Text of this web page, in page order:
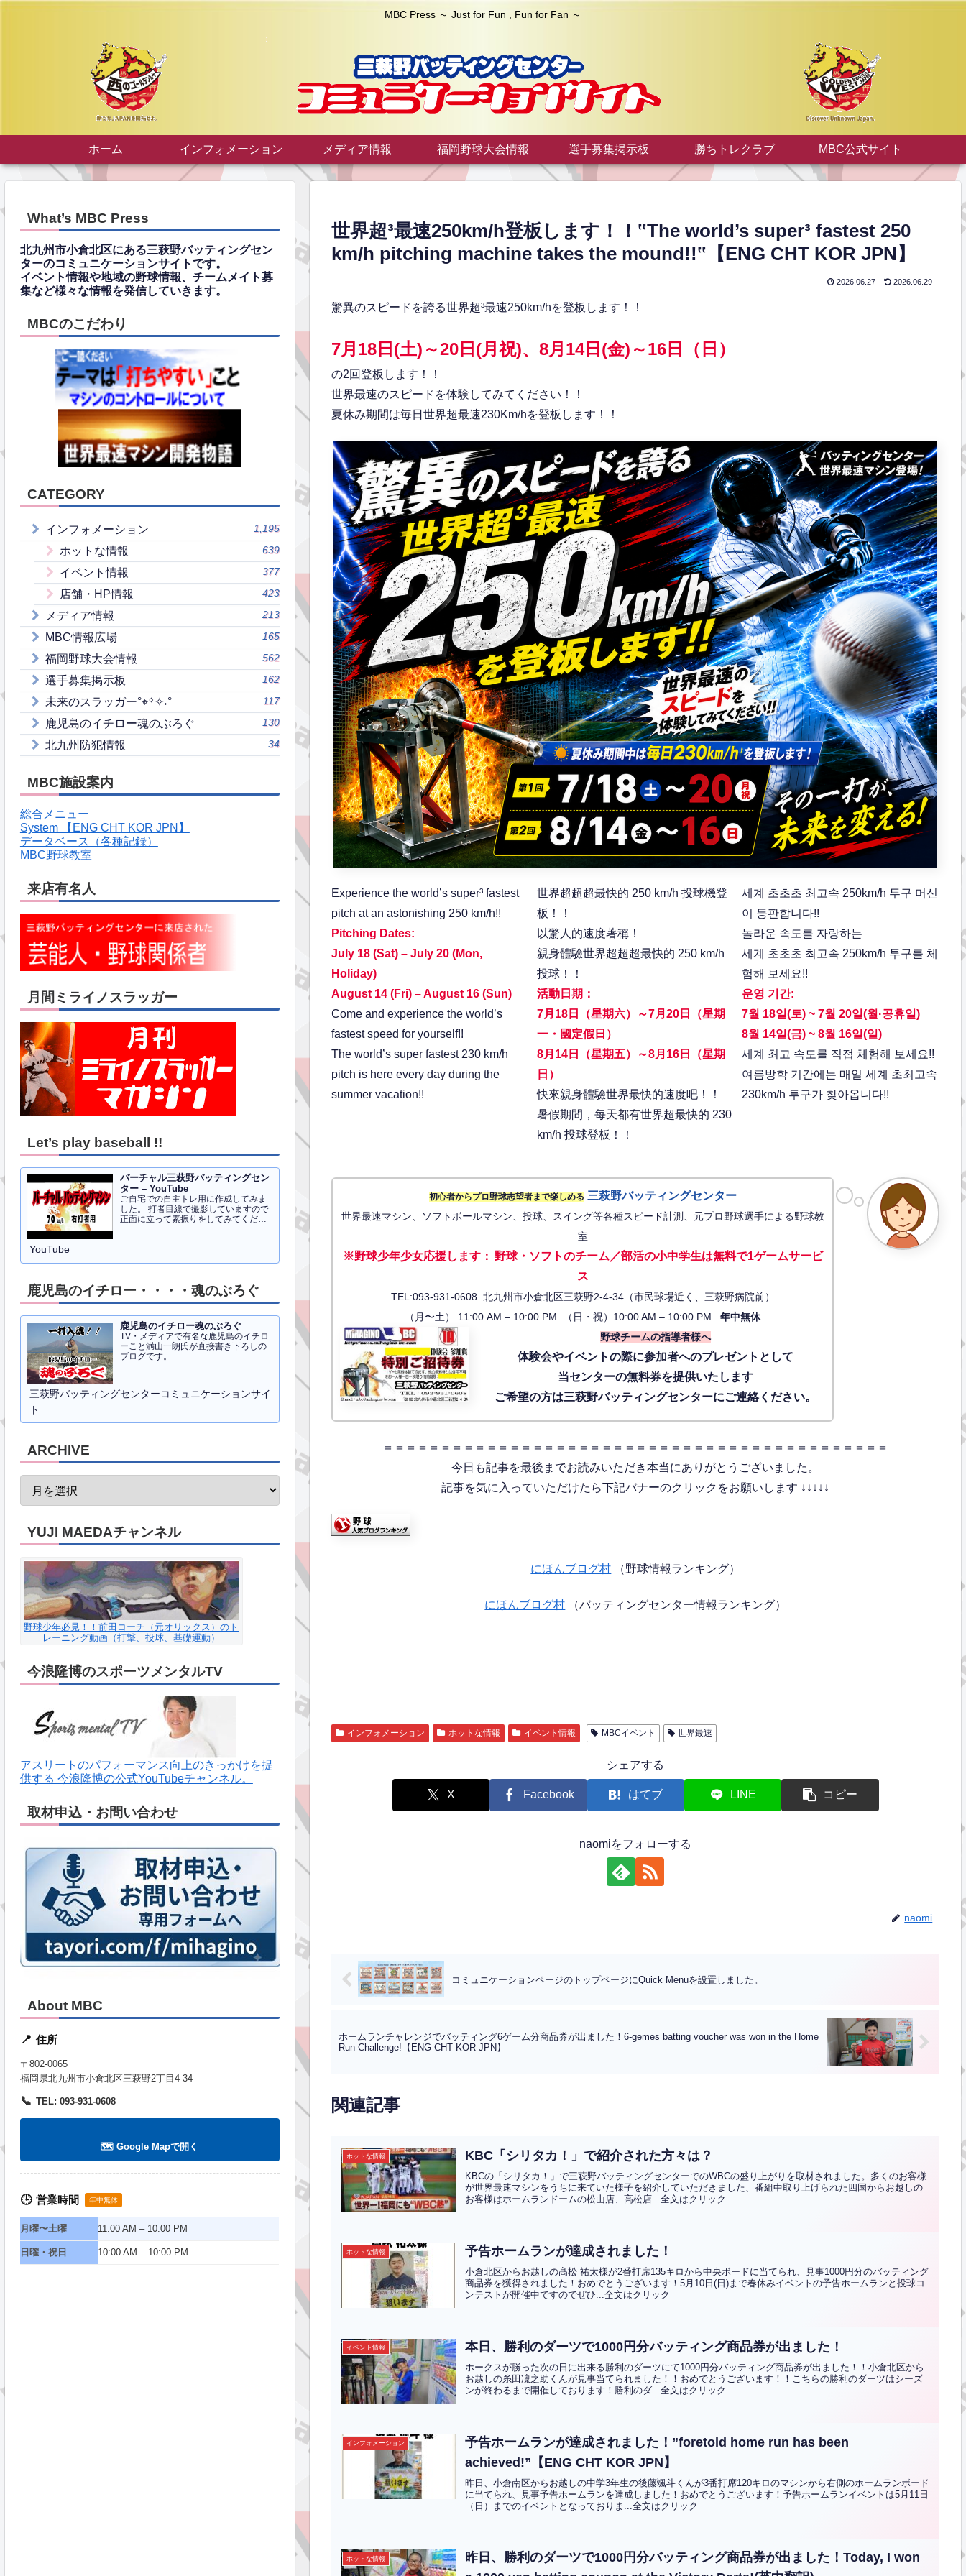
MBC Press ～ Just for Fun , Fun for Fan ～
ホーム インフォメーション メディア情報 福岡野球大会情報 選手募集掲示板 勝ちトレクラブ MBC公式サイト
世界超³最速250km/h登板します！！‟The world’s super³ fastest 250
km/h pitching machine takes the mound!!‟【ENG CHT KOR JPN】
2026.06.27 2026.06.29
驚異のスピードを誇る世界超³最速250km/hを登板します！！
7月18日(土)～20日(月祝)、8月14日(金)～16日（日）
の2回登板します！！
世界最速のスピードを体験してみてください！！
夏休み期間は毎日世界超最速230Km/hを登板します！！
Experience the world’s super³ fastest
pitch at an astonishing 250 km/h!!
Pitching Dates:
July 18 (Sat) – July 20 (Mon,
Holiday)
August 14 (Fri) – August 16 (Sun)
Come and experience the world’s
fastest speed for yourself!!
The world’s super fastest 230 km/h
pitch is here every day during the
summer vacation!!
世界超超超最快的 250 km/h 投球機登
板！！
以驚人的速度著稱！
親身體驗世界超超超最快的 250 km/h
投球！！
活動日期：
7月18日（星期六）～7月20日（星期
一・國定假日）
8月14日（星期五）～8月16日（星期
日）
快來親身體驗世界最快的速度吧！！
暑假期間，每天都有世界超最快的 230
km/h 投球登板！！
세계 초초초 최고속 250km/h 투구 머신
이 등판합니다!!
놀라운 속도를 자랑하는
세계 초초초 최고속 250km/h 투구를 체
험해 보세요!!
운영 기간:
7월 18일(토) ~ 7월 20일(월·공휴일)
8월 14일(금) ~ 8월 16일(일)
세계 최고 속도를 직접 체험해 보세요!!
여름방학 기간에는 매일 세계 초최고속
230km/h 투구가 찾아옵니다!!
初心者からプロ野球志望者まで楽しめる 三萩野バッティングセンター
世界最速マシン、ソフトボールマシン、投球、スイング等各種スピード計測、元プロ野球選手による野球教
室
※野球少年少女応援します： 野球・ソフトのチーム／部活の小中学生は無料で1ゲームサービ
ス
TEL:093-931-0608 北九州市小倉北区三萩野2-4-34（市民球場近く、三萩野病院前）
（月〜土） 11:00 AM – 10:00 PM （日・祝）10:00 AM – 10:00 PM年中無休
野球チームの指導者様へ
体験会やイベントの際に参加者へのプレゼントとして
当センターの無料券を提供いたします
ご希望の方は三萩野バッティングセンターにご連絡ください。
＝＝＝＝＝＝＝＝＝＝＝＝＝＝＝＝＝＝＝＝＝＝＝＝＝＝＝＝＝＝＝＝＝＝＝＝＝＝＝＝＝＝＝＝
今日も記事を最後までお読みいただき本当にありがとうございました。
記事を気に入っていただけたら下記バナーのクリックをお願いします ↓↓↓↓↓
にほんブログ村 （野球情報ランキング）
にほんブログ村 （バッティングセンター情報ランキング）
インフォメーション ホットな情報 イベント情報 MBCイベント 世界最速
シェアする
X Facebook はてブ LINE コピー
naomiをフォローする
naomi
コミュニケーションページのトップページにQuick Menuを設置しました。
ホームランチャレンジでバッティング6ゲーム分商品券が出ました！6-gemes batting voucher was won in the Home
Run Challenge!【ENG CHT KOR JPN】
関連記事
ホットな情報 KBC「シリタカ！」で紹介された方々は？
KBCの「シリタカ！」で三萩野バッティングセンターでのWBCの盛り上がりを取材されました。多くのお客様
が世界最速マシンをうちに来ていた様子を紹介していただきました、番組中取り上げられた四国からお越しの
お客様はホームランドームの松山店、高松店...全文はクリック
ホットな情報 予告ホームランが達成されました！
小倉北区からお越しの髙松 祐太様が2番打席135キロから中央ボードに当てられ、見事1000円分のバッティング
商品券を獲得されました！おめでとうございます！5月10日(日)まで春休みイベントの予告ホームランと投球コ
ンテストが開催中ですのでぜひ...全文はクリック
イベント情報 本日、勝利のダーツで1000円分バッティング商品券が出ました！
ホークスが勝った次の日に出来る勝利のダーツにて1000円分バッティング商品券が出ました！！小倉北区から
お越しの糸田凜之助くんが見事当てられました！！おめでとうございます！！こちらの勝利のダーツはシーズ
ンが終わるまで開催しております！勝利のダ...全文はクリック
インフォメーション
予告ホームランが達成されました！”foretold home run has been
achieved!”【ENG CHT KOR JPN】
昨日、小倉南区からお越しの中学3年生の後藤颯斗くんが3番打席120キロのマシンから右側のホームランボード
に当てられ、見事予告ホームランを達成しました！おめでとうございます！予告ホームランイベントは5月11日
（日）までのイベントとなっておりま...全文はクリック
ホットな情報
昨日、勝利のダーツで1000円分バッティング商品券が出ました！Today, I won
What’s MBC Press
北九州市小倉北区にある三萩野バッティングセン
ターのコミュニケーションサイトです。
イベント情報や地域の野球情報、チームメイト募
集など様々な情報を発信していきます。
MBCのこだわり
CATEGORY
インフォメーション 1,195
ホットな情報 639
イベント情報 377
店舗・HP情報 423
メディア情報 213
MBC情報広場 165
福岡野球大会情報 562
選手募集掲示板 162
未来のスラッガー°⌖꙳✧˖° 117
鹿児島のイチロー魂のぶろぐ 130
北九州防犯情報 34
MBC施設案内
総合メニュー
System 【ENG CHT KOR JPN】
データベース（各種記録）
MBC野球教室
来店有名人
月間ミライノスラッガー
Let’s play baseball !!
バーチャル三萩野バッティングセン
ター – YouTube
ご自宅での自主トレ用に作成してみま
した。 打者目線で撮影していますので
正面に立って素振りをしてみてくださ
YouTube
鹿児島のイチロー・・・・魂のぶろぐ
鹿児島のイチロー魂のぶろぐ
TV・メディアで有名な鹿児島のイチロ
ーこと満山一朗氏が直接書き下ろしの
ブログです。
三萩野バッティングセンターコミュニケーションサイ
ト
ARCHIVE
YUJI MAEDAチャンネル
野球少年必見！！前田コーチ（元オリックス）のト
レーニング動画（打撃、投球、基礎運動）
今浪隆博のスポーツメンタルTV
アスリートのパフォーマンス向上のきっかけを提
供する 今浪隆博の公式YouTubeチャンネル。
取材申込・お問い合わせ
About MBC
📍 住所
〒802-0065
福岡県北九州市小倉北区三萩野2丁目4-34
📞 TEL: 093-931-0608
🗺️ Google Mapで開く
🕒 営業時間 年中無休
月曜〜土曜 11:00 AM – 10:00 PM
日曜・祝日 10:00 AM – 10:00 PM